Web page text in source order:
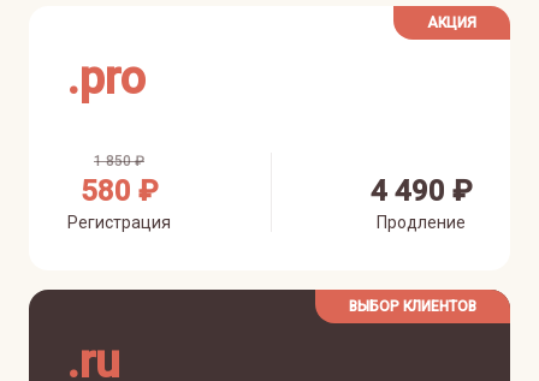
АКЦИЯ
.pro
1 850 ₽
580 ₽
Регистрация
4 490 ₽
Продление
ВЫБОР КЛИЕНТОВ
.ru